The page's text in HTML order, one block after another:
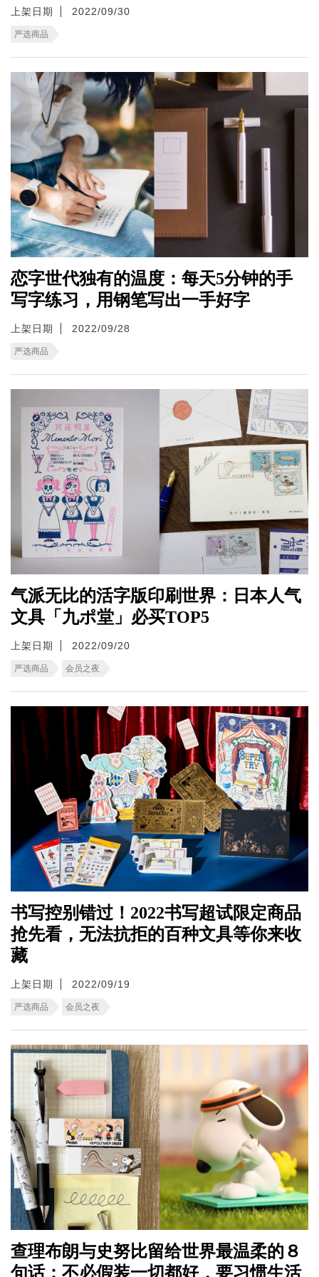
上架日期 2022/09/30
严选商品
恋字世代独有的温度：每天5分钟的手
写字练习，用钢笔写出一手好字
上架日期 2022/09/28
严选商品
气派无比的活字版印刷世界：日本人气
文具「九ポ堂」必买TOP5
上架日期 2022/09/20
严选商品 会员之夜
书写控别错过！2022书写超试限定商品
抢先看，无法抗拒的百种文具等你来收
藏
上架日期 2022/09/19
严选商品 会员之夜
查理布朗与史努比留给世界最温柔的８
句话：不必假装一切都好，要习惯生活